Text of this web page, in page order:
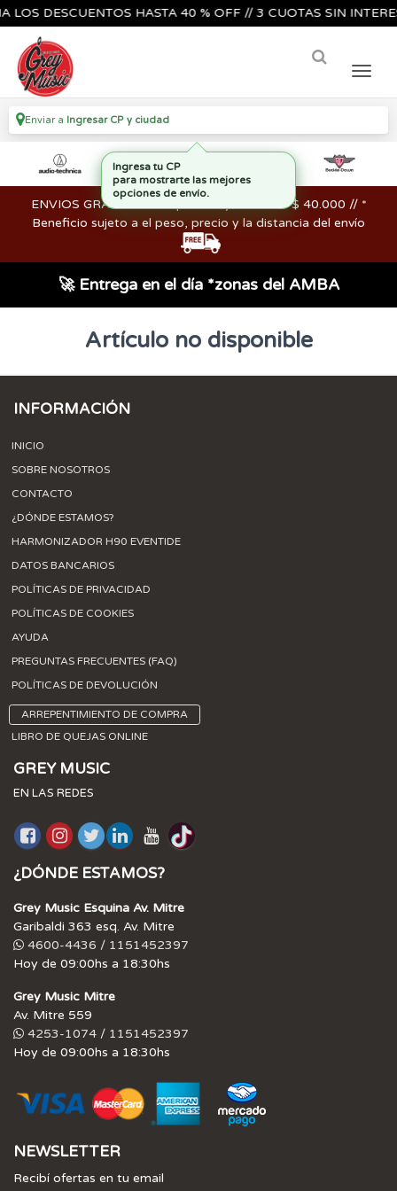
DESCUENTOS HASTA 40 % OFF // 3 CUOTAS SIN
Enviar a Ingresar CP y ciudad
ENVIOS GRATIS en compras mayores a los $ 40.000 // *
Beneficio sujeto a el peso, precio y la distancia del envío
🚀 Entrega en el día *zonas del AMBA
Artículo no disponible
INFORMACIÓN
INICIO
SOBRE NOSOTROS
CONTACTO
¿DÓNDE ESTAMOS?
HARMONIZADOR H90 EVENTIDE
DATOS BANCARIOS
POLÍTICAS DE PRIVACIDAD
POLÍTICAS DE COOKIES
AYUDA
PREGUNTAS FRECUENTES (FAQ)
POLÍTICAS DE DEVOLUCIÓN
ARREPENTIMIENTO DE COMPRA
LIBRO DE QUEJAS ONLINE
GREY MUSIC
EN LAS REDES
¿DÓNDE ESTAMOS?
Grey Music Esquina Av. Mitre
Garibaldi 363 esq. Av. Mitre
4600-4436 / 1151452397
Hoy de 09:00hs a 18:30hs
Grey Music Mitre
Av. Mitre 559
4253-1074 / 1151452397
Hoy de 09:00hs a 18:30hs
NEWSLETTER
Recibí ofertas en tu email
Ingresa tu CP
para mostrarte las mejores
opciones de envío.